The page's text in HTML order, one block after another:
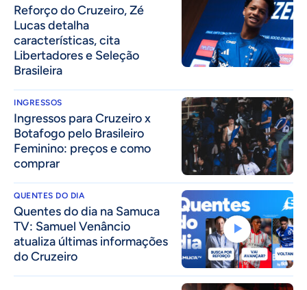
⁠Reforço do Cruzeiro, Zé
Lucas detalha
características, cita
Libertadores e Seleção
Brasileira
INGRESSOS
Ingressos para Cruzeiro x
Botafogo pelo Brasileiro
Feminino: preços e como
comprar
QUENTES DO DIA
Quentes do dia na Samuca
TV: Samuel Venâncio
atualiza últimas informações
do Cruzeiro